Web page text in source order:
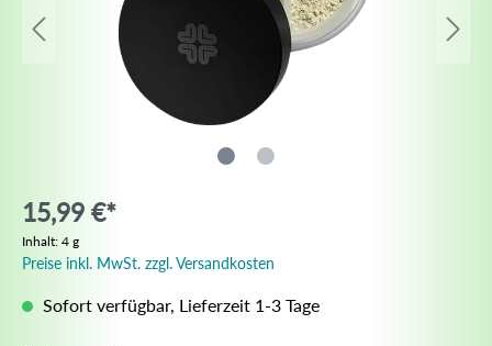
15,99 €*
Inhalt: 4 g
Preise inkl. MwSt. zzgl. Versandkosten
Sofort verfügbar, Lieferzeit 1-3 Tage